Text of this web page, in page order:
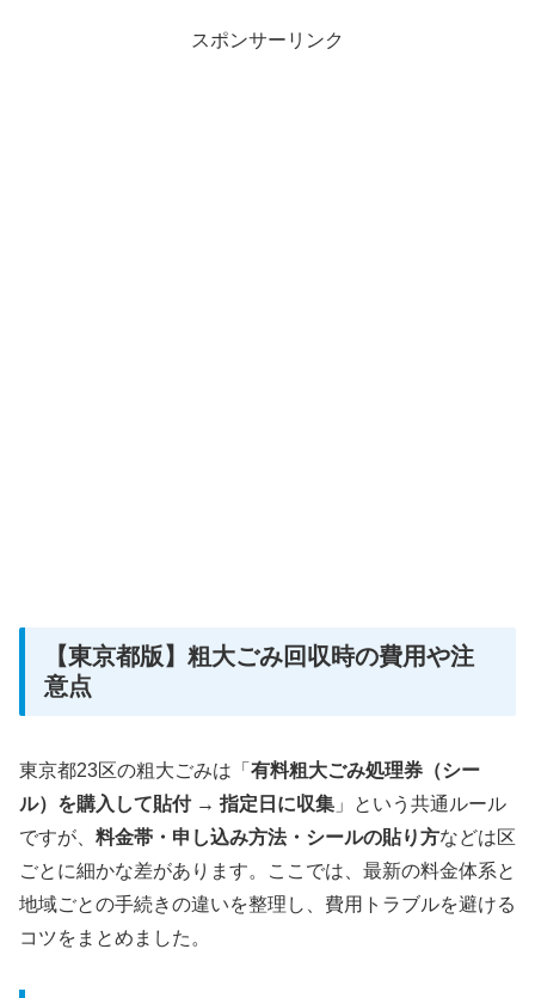
スポンサーリンク
【東京都版】粗大ごみ回収時の費用や注
意点
東京都23区の粗大ごみは「 有料粗大ごみ処理券（シー
ル）を購入して貼付 → 指定日に収集 」という共通ルール
ですが、 料金帯・申し込み方法・シールの貼り方などは区
ごとに細かな差があります。ここでは、最新の料金体系と
地域ごとの手続きの違いを整理し、費用トラブルを避ける
コツをまとめました。